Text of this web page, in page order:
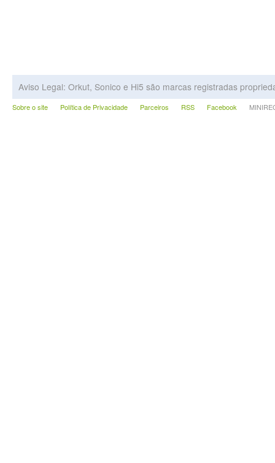
Aviso Legal: Orkut, Sonico e Hi5 são marcas registradas
Sobre o site Política de Privacidade Parceiros RSS Facebook